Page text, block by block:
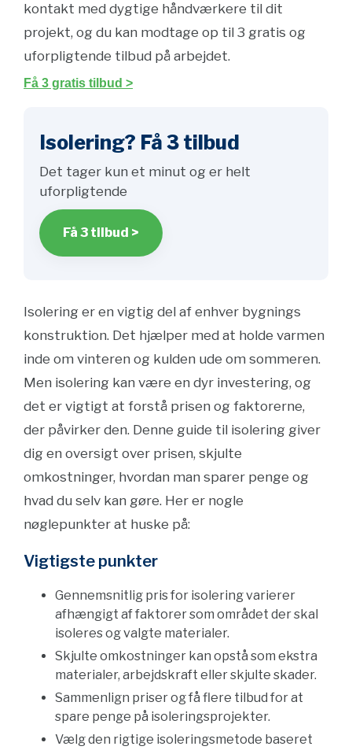
kontakt med dygtige håndværkere til dit
projekt, og du kan modtage op til 3 gratis og
uforpligtende tilbud på arbejdet.
Få 3 gratis tilbud >
Isolering? Få 3 tilbud
Det tager kun et minut og er helt
uforpligtende
Få 3 tilbud >
Isolering er en vigtig del af enhver bygnings
konstruktion. Det hjælper med at holde varmen
inde om vinteren og kulden ude om sommeren.
Men isolering kan være en dyr investering, og
det er vigtigt at forstå prisen og faktorerne,
der påvirker den. Denne guide til isolering giver
dig en oversigt over prisen, skjulte
omkostninger, hvordan man sparer penge og
hvad du selv kan gøre. Her er nogle
nøglepunkter at huske på:
Vigtigste punkter
Gennemsnitlig pris for isolering varierer
afhængigt af faktorer som området der skal
isoleres og valgte materialer.
Skjulte omkostninger kan opstå som ekstra
materialer, arbejdskraft eller skjulte skader.
Sammenlign priser og få flere tilbud for at
spare penge på isoleringsprojekter.
Vælg den rigtige isoleringsmetode baseret